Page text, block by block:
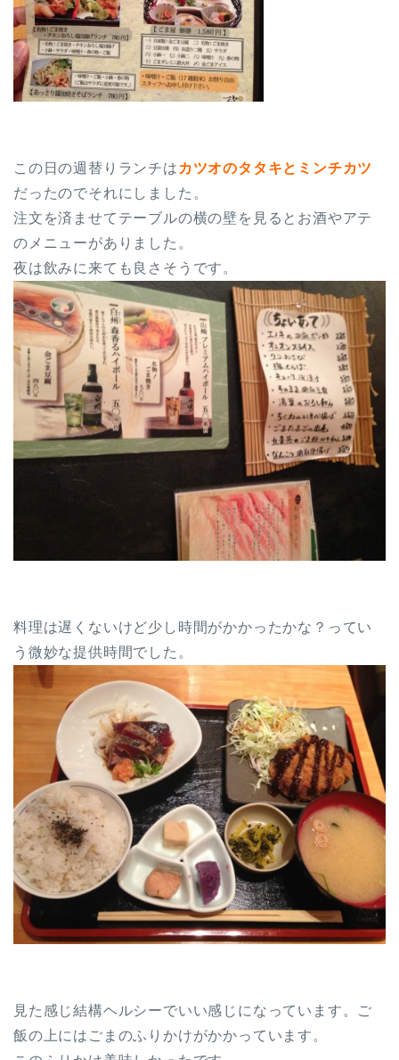
この日の週替りランチは カツオのタタキとミンチカツ
だったのでそれにしました。
注文を済ませてテーブルの横の壁を見るとお酒やアテ
のメニューがありました。
夜は飲みに来ても良さそうです。
料理は遅くないけど少し時間がかかったかな？ってい
う微妙な提供時間でした。
見た感じ結構ヘルシーでいい感じになっています。ご
飯の上にはごまのふりかけがかかっています。